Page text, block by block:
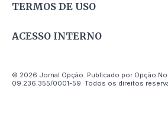
TERMOS DE USO
ACESSO INTERNO
© 2026 Jornal Opção. Publicado por Opção
09.236.355/0001-59. Todos os direitos